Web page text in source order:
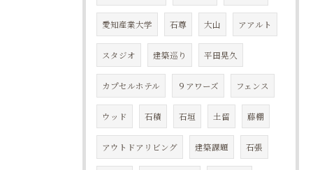
愛知産業大学 石尊 大山 アアルト
スタジオ 建築巡り 平田晃久
カプセルホテル ９アワーズ フェンス
ウッド 石積 石垣 土留 藤棚
アウトドアリビング 建築課題 石張